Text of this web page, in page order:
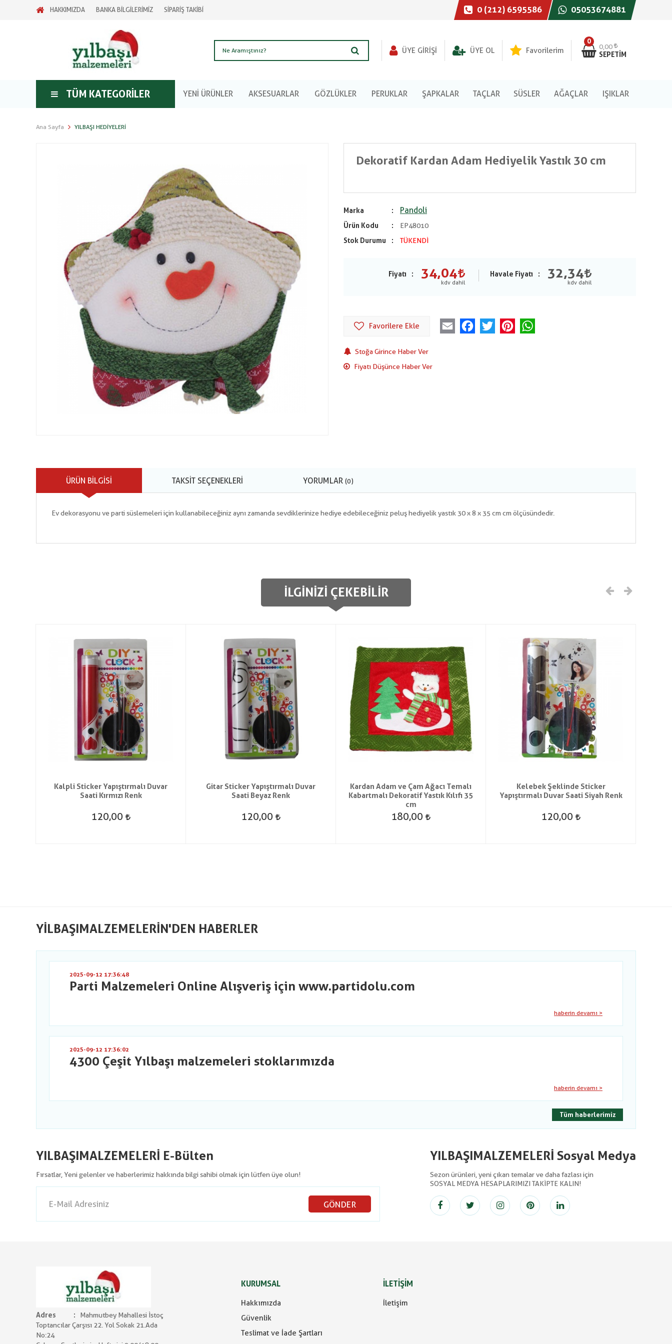
HAKKIMIZDA BANKA BİLGİLERİMİZ SİPARİŞ TAKİBİ 0 (212) 6595586 05053674881
0
0,00
SEPETIM
ÜYE GIRIŞI ÜYE OL Favorilerim
TÜM KATEGORILER YENİ ÜRÜNLER AKSESUARLAR GÖZLÜKLER PERUKLAR ŞAPKALAR TAÇLAR SÜSLER AĞAÇLAR IŞIKLAR
Ana Sayfa YILBAŞI HEDIYELERI
Dekoratif Kardan Adam Hediyelik Yastık 30 cm
Marka Pandoli
Ürün Kodu
EP48010
Stok Durumu
TÜKENDİ
Fiyatı 34,04 Havale Fiyatı 32,34
Favorilere Ekle Email FacebookTwitter Pinterest
Stoğa Girince Haber Ver
Fiyatı Düşünce Haber Ver
ÜRÜN BILGISI TAKSIT SEÇENEKLERI YORUMLAR (0)
Ev dekorasyonu ve parti süslemeleri için kullanabileceğiniz aynı zamanda sevdiklerinize hediye edebileceğiniz peluş hediyelik yastık 30 x 8 x 35 cm cm ölçüsündedir.
İLGINIZI ÇEKEBILIR
Kalpli Sticker Yapıştırmalı Duvar
Saati Kırmızı Renk
120,00
Gitar Sticker Yapıştırmalı Duvar
Saati Beyaz Renk
120,00
Kardan Adam ve Çam Ağacı Temalı
Kabartmalı Dekoratif Yastık Kılıfı 35
cm
180,00
Kelebek Şeklinde Sticker
Yapıştırmalı Duvar Saati Siyah Renk
120,00
YILBAŞIMALZEMELERIN'DEN HABERLER
2025-09-12 17:36:48
Parti Malzemeleri Online Alışveriş için www.partidolu.com
haberin devamı >
2025-09-12 17:36:02
4300 Çeşit Yılbaşı malzemeleri stoklarımızda
haberin devamı >
Tüm haberlerimiz
YILBAŞIMALZEMELERİ E-Bülten
Fırsatlar, Yeni gelenler ve haberlerimiz hakkında bilgi sahibi olmak için lütfen üye olun!
GÖNDER
YILBAŞIMALZEMELERİ Sosyal Medya
Sezon ürünleri, yeni çıkan temalar ve daha fazlası için
SOSYAL MEDYA HESAPLARIMIZI TAKİPTE KALIN!
Adres
Mahmutbey Mahallesi İstoç
Toptancılar Çarşısı 22. Yol Sokak 21.Ada
No:24
KURUMSAL
Hakkımızda
Güvenlik
Teslimat ve İade Şartları
İLETİŞİM
İletişim